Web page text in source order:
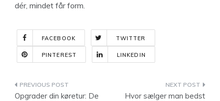
dér, mindet får form.
FACEBOOK TWITTER
PINTEREST LINKEDIN
Indlægsnavigation
Opgrader din køretur: De
Hvor sælger man bedst